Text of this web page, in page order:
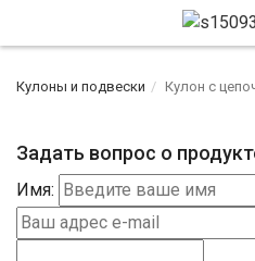
Кулоны и подвески Кулон с
Задать вопрос о
Имя: